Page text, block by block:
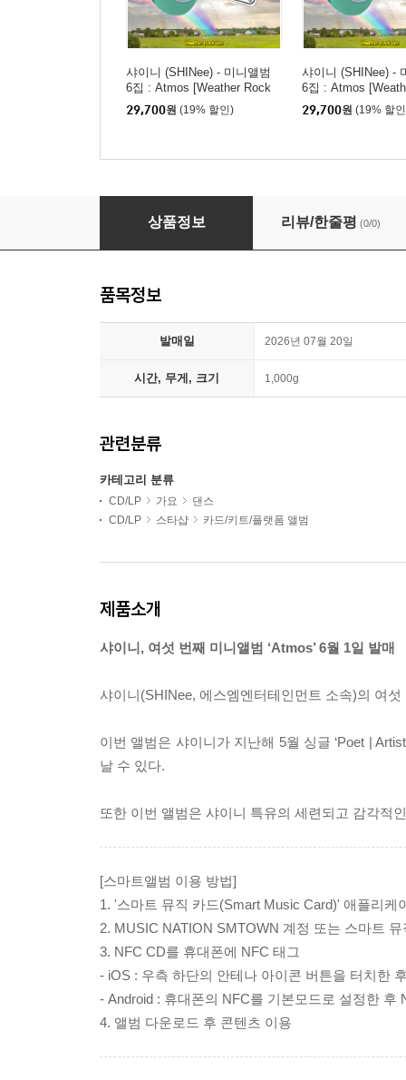
샤이니 (SHINee) - 미니앨범
6집 : Atmos [Weather Rock
Ver.](스마트앨범) [TAEMIN v
er.]
29,700원 (19% 할인)
샤이니 (SHINee) -
6집 : Atmos
Ver.](스마트앨범)
r.]
29,700원 (19% 할
샤이니 (SHINee) - 미니앨범 6집 : Atmos
상품정보 리뷰/한줄평 (0/0)
품목정보
발매일 2026년 07월 20일
시간, 무게, 크기 1,000g
관련분류
카테고리 분류
CD/LP 가요
댄스
CD/LP
스타샵 카드/키트/플랫폼 앨범
제품소개
샤이니, 여섯 번째 미니앨범 ‘Atmos’ 6월 1일 발매
샤이니(SHINee, 에스엠엔터테인먼트 소속)의 여섯
이번 앨범은 샤이니가 지난해 5월 싱글 ‘Poet |
날 수 있다.
또한 이번 앨범은 샤이니 특유의 세련되고 감각적
[스마트앨범 이용 방법]
1. '스마트 뮤직 카드(Smart Music Card)' 애플리케
2. MUSIC NATION SMTOWN 계정 또는 스마트
3. NFC CD를 휴대폰에 NFC 태그
- iOS : 우측 하단의 안테나 아이콘 버튼을 터치한
- Android : 휴대폰의 NFC를 기본모드로 설정한 후
4. 앨범 다운로드 후 콘텐츠 이용